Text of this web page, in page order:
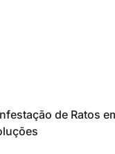
de Ratos